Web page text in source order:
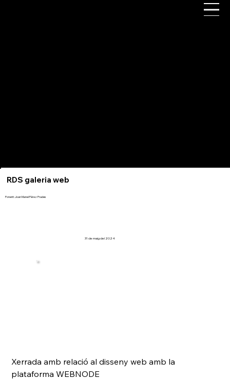
RDS galeria web
Ponent: Joan Manel Pérez Prades
31 de maig del 2024
Xerrada amb relació al disseny web amb la
plataforma WEBNODE